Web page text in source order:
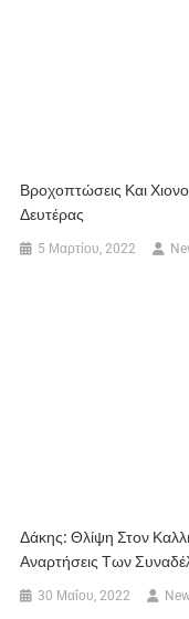
Βροχοπτώσεις Και
Δευτέρας
5 Μαρτίου, 2022
Δάκης: Θλίψη Στον
Αναρτήσεις Των
30 Μαΐου, 2022